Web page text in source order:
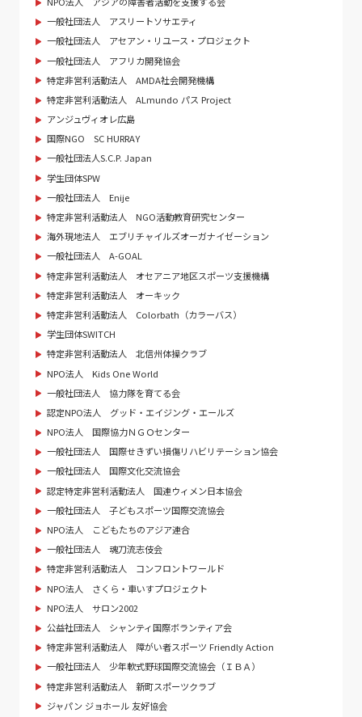
一般社団法人 アスリートソサエティ
一般社団法人 アセアン・リユース・プロジェクト
一般社団法人 アフリカ開発協会
特定非営利活動法人 AMDA社会開発機構
特定非営利活動法人 ALmundo パス Project
アンジュヴィオレ広島
国際NGO SC HURRAY
一般社団法人S.C.P. Japan
学生団体SPW
一般社団法人 Enije
特定非営利活動法人 NGO活動教育研究センター
海外現地法人 エブリチャイルズオーガナイゼーション
一般社団法人 A-GOAL
特定非営利活動法人 オセアニア地区スポーツ支援機構
特定非営利活動法人 オーキック
特定非営利活動法人 Colorbath（カラーバス）
学生団体SWITCH
特定非営利活動法人 北信州体操クラブ
NPO法人 Kids One World
一般社団法人 協力隊を育てる会
認定NPO法人 グッド・エイジング・エールズ
NPO法人 国際協力ＮＧＯセンター
一般社団法人 国際せきずい損傷リハビリテーション協会
一般社団法人 国際文化交流協会
認定特定非営利活動法人 国連ウィメン日本協会
一般社団法人 子どもスポーツ国際交流協会
NPO法人 こどもたちのアジア連合
一般社団法人 魂刀流志伎会
特定非営利活動法人 コンフロントワールド
NPO法人 さくら・車いすプロジェクト
NPO法人 サロン2002
公益社団法人 シャンティ国際ボランティア会
特定非営利活動法人 障がい者スポーツ Friendly Action
一般社団法人 少年軟式野球国際交流協会（ＩＢＡ）
特定非営利活動法人 新町スポーツクラブ
ジャパン ジョホール 友好協会